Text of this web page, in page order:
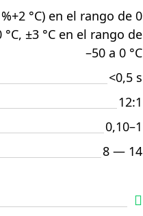
°C) en el rango de 0
°C, ±3 °C en el rango de
–50 a 0 °C
<0,5 s
12:1
0,10–1
8 — 14